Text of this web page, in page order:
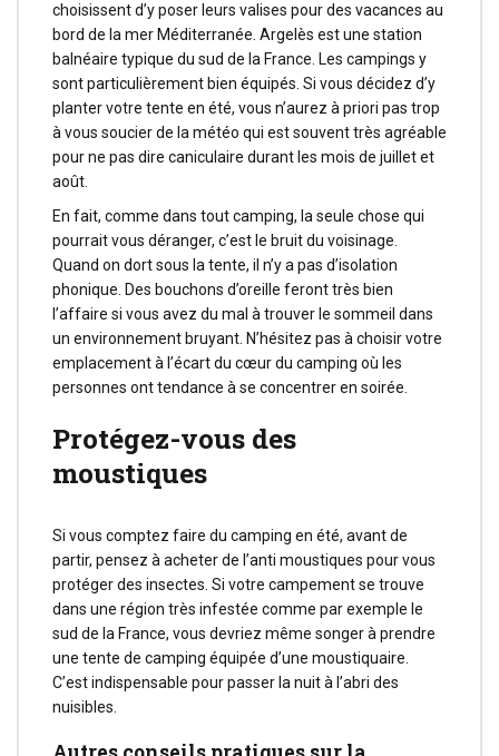
choisissent d’y poser leurs valises pour des vacances au
bord de la mer Méditerranée. Argelès est une station
balnéaire typique du sud de la France. Les campings y
sont particulièrement bien équipés. Si vous décidez d’y
planter votre tente en été, vous n’aurez à priori pas trop
à vous soucier de la météo qui est souvent très agréable
pour ne pas dire caniculaire durant les mois de juillet et
août.
En fait, comme dans tout camping, la seule chose qui
pourrait vous déranger, c’est le bruit du voisinage.
Quand on dort sous la tente, il n’y a pas d’isolation
phonique. Des bouchons d’oreille feront très bien
l’affaire si vous avez du mal à trouver le sommeil dans
un environnement bruyant. N’hésitez pas à choisir votre
emplacement à l’écart du cœur du camping où les
personnes ont tendance à se concentrer en soirée.
Protégez-vous des
moustiques
Si vous comptez faire du camping en été, avant de
partir, pensez à acheter de l’anti moustiques pour vous
protéger des insectes. Si votre campement se trouve
dans une région très infestée comme par exemple le
sud de la France, vous devriez même songer à prendre
une tente de camping équipée d’une moustiquaire.
C’est indispensable pour passer la nuit à l’abri des
nuisibles.